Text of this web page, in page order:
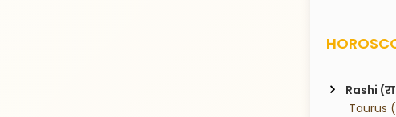
Rashi
Taurus